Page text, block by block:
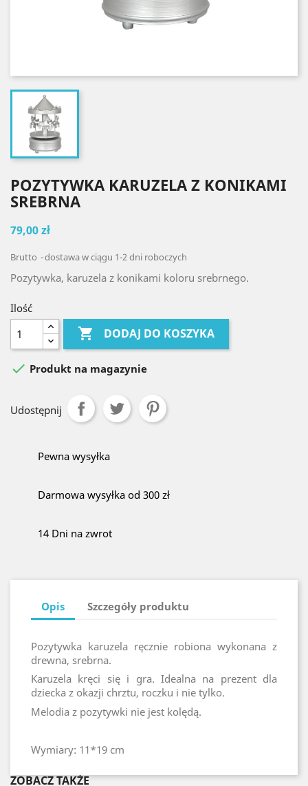
POZYTYWKA KARUZELA Z KONIKAMI
SREBRNA
79,00 zł
Brutto dostawa w ciągu 1-2 dni roboczych
Pozytywka, karuzela z konikami koloru srebrnego.
Ilość
 DODAJ DO KOSZYKA
 Produkt na magazynie
Udostępnij
Pewna wysyłka
Darmowa wysyłka od 300 zł
14 Dni na zwrot
Opis Szczegóły produktu
Pozytywka karuzela ręcznie robiona wykonana z
drewna, srebrna.
Karuzela kręci się i gra. Idealna na prezent dla
dziecka z okazji chrztu, roczku i nie tylko.
Melodia z pozytywki nie jest kolędą.
Wymiary: 11*19 cm
ZOBACZ TAKŻE